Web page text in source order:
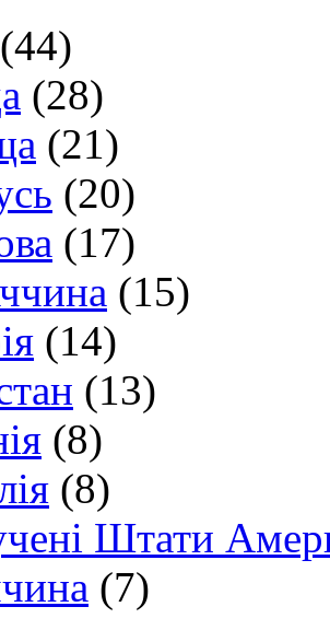
(44)
(28)
(21)
(20)
(17)
(15)
(14)
(13)
(8)
(8)
Штати
(7)